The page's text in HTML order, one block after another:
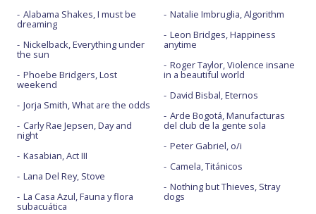
Alabama Shakes, I must be
dreaming
Nickelback, Everything under
the sun
Phoebe Bridgers, Lost
weekend
Jorja Smith, What are the odds
Carly Rae Jepsen, Day and
night
Kasabian, Act III
Lana Del Rey, Stove
La Casa Azul, Fauna y flora
subacuática
Natalie Imbruglia, Algorithm
Leon Bridges, Happiness
anytime
Roger Taylor, Violence insane
in a beautiful world
David Bisbal, Eternos
Arde Bogotá, Manufacturas
del club de la gente sola
Peter Gabriel, o/i
Camela, Titánicos
Nothing but Thieves, Stray
dogs